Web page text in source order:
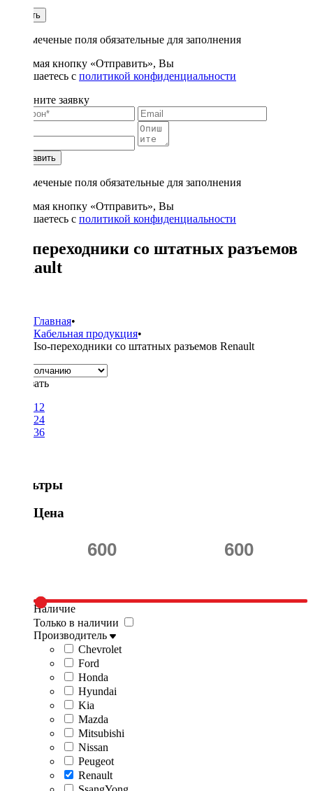
Купить
* - отмеченые поля обязательные для заполнения
Нажимая кнопку «Отправить», Вы
соглашаетесь с политикой конфиденциальности
Заполните заявку
Отправить
* - отмеченые поля обязательные для заполнения
Нажимая кнопку «Отправить», Вы
соглашаетесь с политикой конфиденциальности
Iso-переходники со штатных разъемов
Renault
Главная•
Кабельная продукция•
Iso-переходники со штатных разъемов Renault
Показать
12
24
36
Фильтры
Цена
Наличие
Только в наличии
Производитель
Chevrolet
Ford
Honda
Hyundai
Kia
Mazda
Mitsubishi
Nissan
Peugeot
Renault